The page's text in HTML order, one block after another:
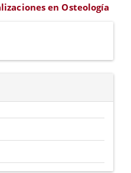
en Osteología